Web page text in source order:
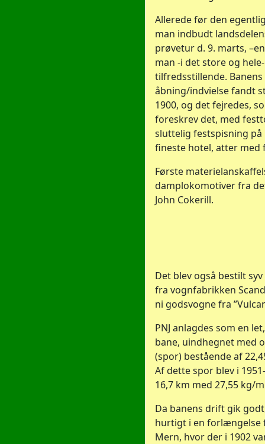
Allerede før den
man indbudt
prøvetur d. 9. marts,
man -i det store og
tilfredsstillende.
åbning/indvielse fandt
1900, og det fejredes,
foreskrev det, med
sluttelig festspisning på
fineste hotel, atter med
Første
damplokomotiver fra
John Cokerill.
Det blev også bestilt
fra vognfabrikken
ni godsvogne fra
PNJ anlagdes som en
bane, uindhegnet med
(spor) bestående af
Af dette spor blev i
16,7 km med 27,55 kg/
Da banens drift gik
hurtigt i en forlængelse
Mern, hvor der i 1902